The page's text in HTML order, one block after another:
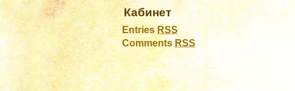
Кабинет
Entries RSS
Comments RSS